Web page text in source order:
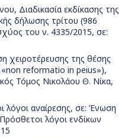
Διαδικασία εκδίκασης της
δήλωσης τρίτου (986
του ν. 4335/2015, σε:
χειροτέρευσης της θέσης
reformatio in peius»),
Τόμος Νικολάου Θ. Νίκα,
λόγοι αναίρεσης, σε: Ένωση
λόγοι ενδίκων